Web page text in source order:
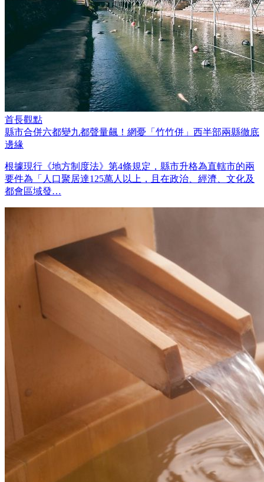
首長觀點
縣市合併六都變九都聲量飆！網憂「竹竹併」西半部兩縣徹底
邊緣
根據現行《地方制度法》第4條規定，縣市升格為直轄市的兩
要件為「人口聚居達125萬人以上，且在政治、經濟、文化及
都會區域發…